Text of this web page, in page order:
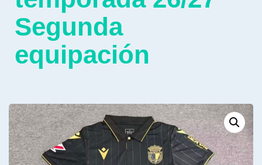
Segunda
equipación